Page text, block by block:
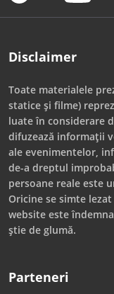
Disclaimer
Toate materialele
statice și filme)
luate în considerare
difuzează informații
ale evenimentelor,
de-a dreptul
persoane reale este
Oricine se simte
website este
știe de glumă.
Parteneri